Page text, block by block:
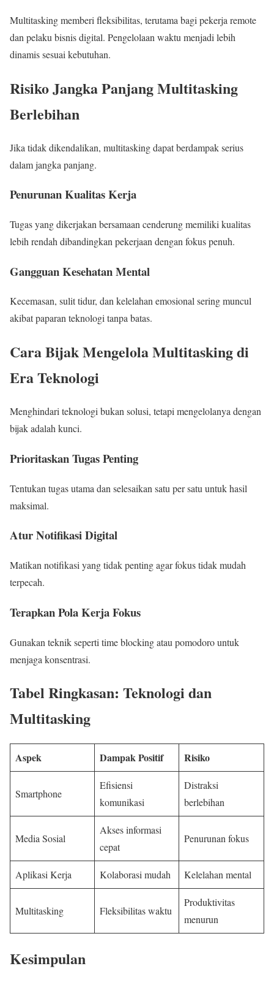
Multitasking memberi fleksibilitas, terutama bagi pekerja remote
dan pelaku bisnis digital. Pengelolaan waktu menjadi lebih
dinamis sesuai kebutuhan.
Risiko Jangka Panjang Multitasking
Berlebihan
Jika tidak dikendalikan, multitasking dapat berdampak serius
dalam jangka panjang.
Penurunan Kualitas Kerja
Tugas yang dikerjakan bersamaan cenderung memiliki kualitas
lebih rendah dibandingkan pekerjaan dengan fokus penuh.
Gangguan Kesehatan Mental
Kecemasan, sulit tidur, dan kelelahan emosional sering muncul
akibat paparan teknologi tanpa batas.
Cara Bijak Mengelola Multitasking di
Era Teknologi
Menghindari teknologi bukan solusi, tetapi mengelolanya dengan
bijak adalah kunci.
Prioritaskan Tugas Penting
Tentukan tugas utama dan selesaikan satu per satu untuk hasil
maksimal.
Atur Notifikasi Digital
Matikan notifikasi yang tidak penting agar fokus tidak mudah
terpecah.
Terapkan Pola Kerja Fokus
Gunakan teknik seperti time blocking atau pomodoro untuk
menjaga konsentrasi.
Tabel Ringkasan: Teknologi dan
Multitasking
Aspek Dampak Positif Risiko
Smartphone
Efisiensi
komunikasi
Distraksi
berlebihan
Media Sosial
Akses informasi
cepat
Penurunan fokus
Aplikasi Kerja Kolaborasi mudah Kelelahan mental
Multitasking Fleksibilitas waktu
Produktivitas
menurun
Kesimpulan